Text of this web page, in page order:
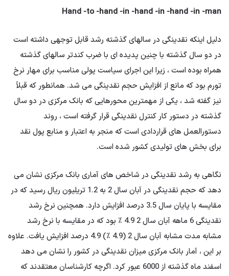
Hand -to -hand -in -hand -in -hand -in -man
دلیل اینکه نقدینگی در سالهای گذشته رشد قابل توجهی داشته است
در دو سال گذشته با چنین پدیده ای با ضرب کندتر سالهای گذشته
همراه بوده است ، زیرا این اجرای سیاست پولی مناسب برای مهار نرخ
تورم بود که مانع از افزایش حجم نقدینگی می شد. همانطور که قبلاً
نیز گفته شد ، یکی از مهمترین محورهایی که بانک مرکزی در دو سال
گذشته در دستور کار کنترل نقدینگی قرار گرفته است ، روند
دستورالعمل های قراردادی است که منجر به اعتبار و منابع پول نقد
برای بخش های تولیدی کشور شده است.
نگاهی به رشد نقدینگی در شاخص های آماری بانک مرکزی نشان می
دهد که حجم نقدینگی در آبان سال 2 به 1.2 تریلیون ریال رسید که در
مقایسه با پایان سال 3.5 درصد افزایش دارد. همچنین نرخ رشد
نقدینگی 6 ماهه آبان سال 2 4.9 ٪ بود که در مقایسه با نرخ رشد
مشابه مدت مشابه آبان سال 2 (4.9 ٪) 4.9 درصد افزایش یافت. علاوه
بر این ، آمار بانک مرکزی میزان نقدینگی در کشور را نشان می دهد
اسفند ماه گذشته از 6000 عبور کرد. اگرچه کارشناسان معتقدند که